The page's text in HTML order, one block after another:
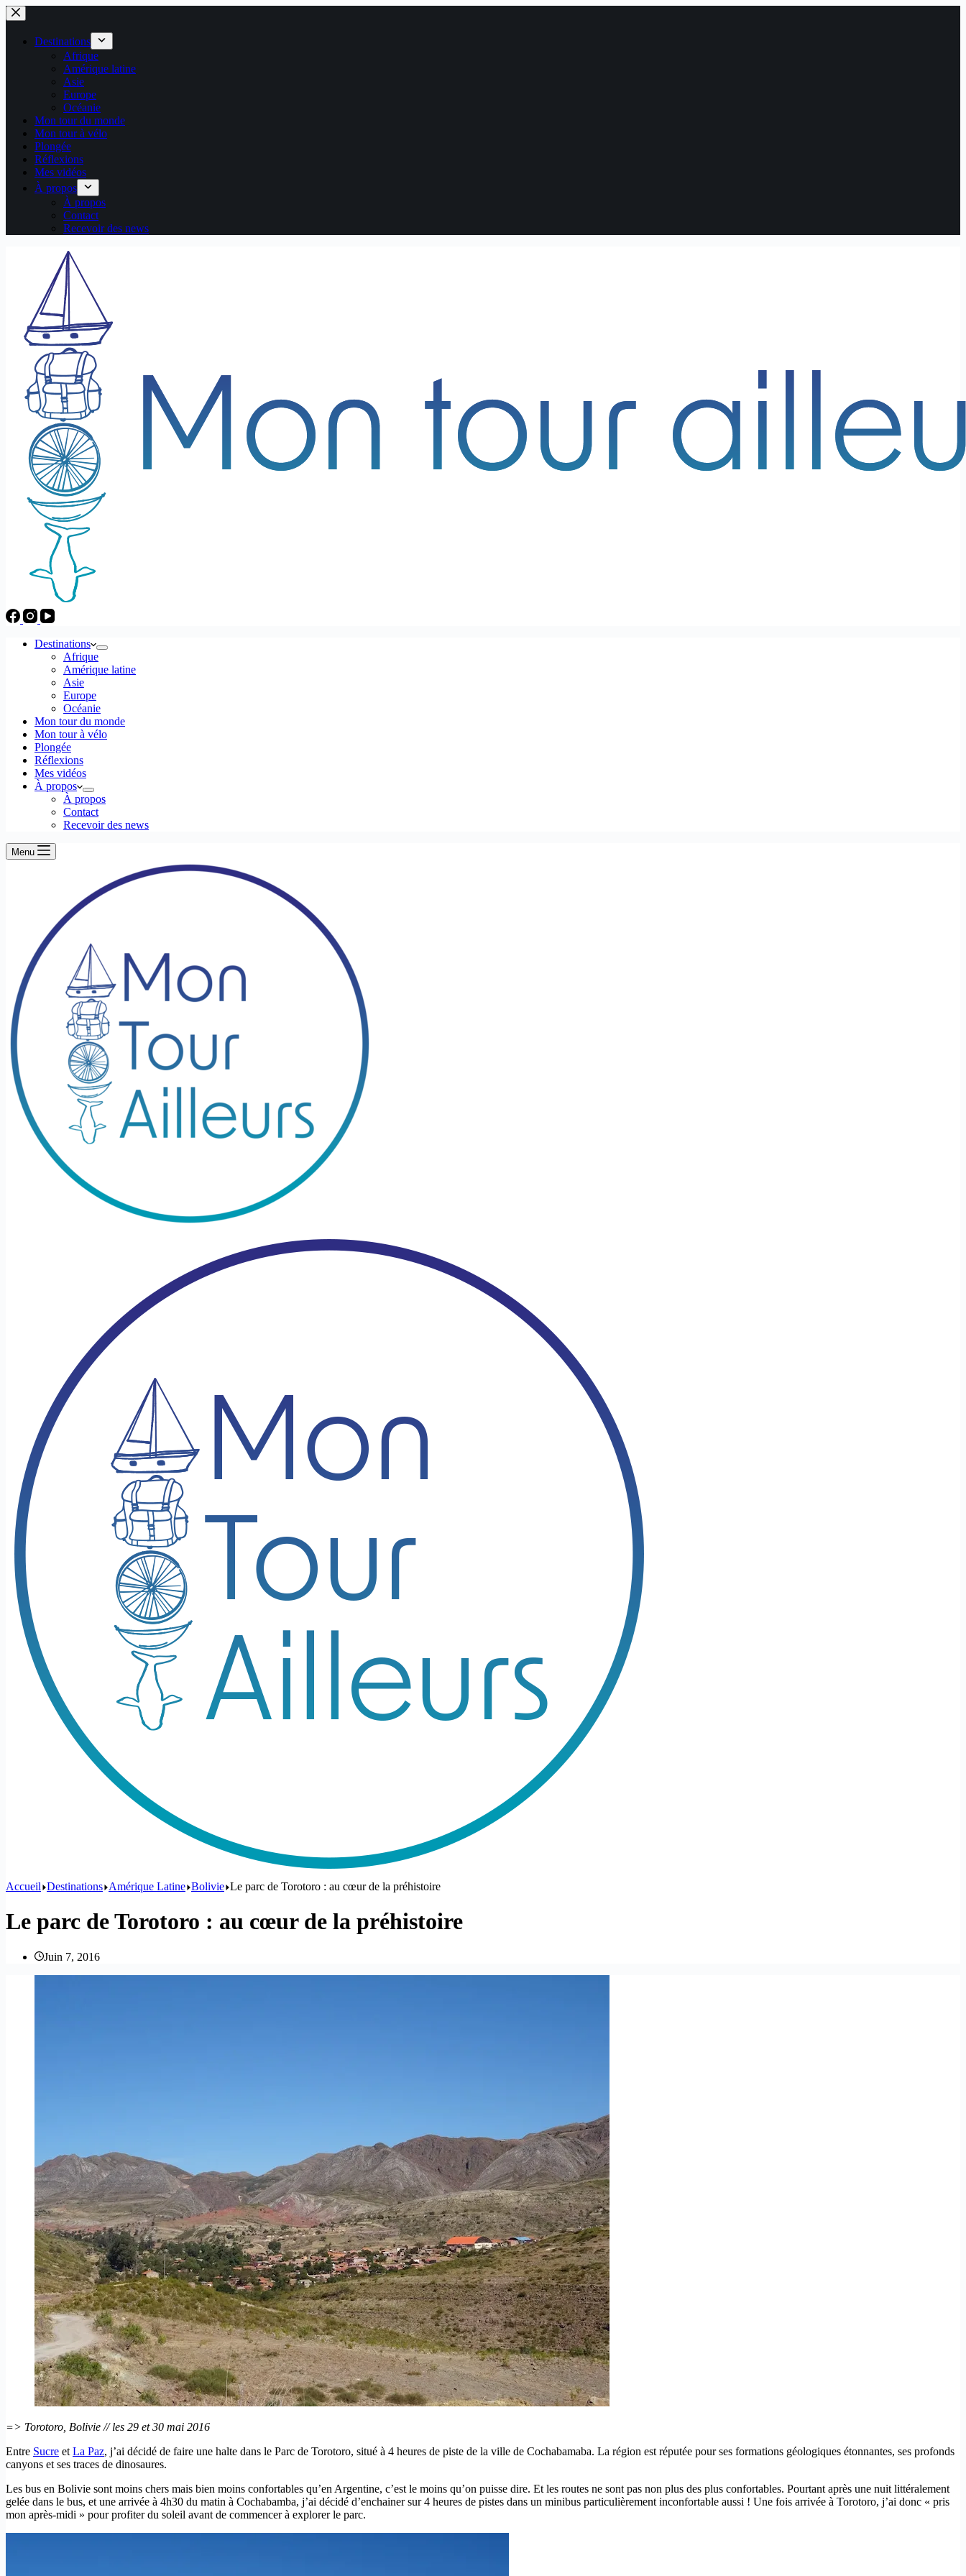
Passer
au
contenuDestinations
Afrique
Amérique latine
Asie
Europe
Océanie
Mon tour du monde
Mon tour à vélo
Plongée
Réflexions
Mes vidéos
À propos
À propos
Contact
Recevoir des news
Destinations
Afrique
Amérique latine
Asie
Europe
Océanie
Mon tour du monde
Mon tour à vélo
Plongée
Réflexions
Mes vidéos
À propos
À propos
Contact
Recevoir des news
Menu
Accueil Destinations Amérique Latine Bolivie Le parc de Torotoro : au cœur de la préhistoire
Le parc de Torotoro : au cœur de la préhistoire
Juin 7, 2016
=> Torotoro, Bolivie // les 29 et 30 mai 2016
Entre Sucre et La Paz, j’ai décidé de faire une halte dans le Parc de Torotoro, situé à 4 heures de piste de la ville de Cochabamaba. La région est réputée pour ses formations géologiques étonnantes, ses profonds
canyons et ses traces de dinosaures.
Les bus en Bolivie sont moins chers mais bien moins confortables qu’en Argentine, c’est le moins qu’on puisse dire. Et les routes ne sont pas non plus des plus confortables. Pourtant après une nuit littéralement
gelée dans le bus, et une arrivée à 4h30 du matin à Cochabamba, j’ai décidé d’enchainer sur 4 heures de pistes dans un minibus particulièrement inconfortable aussi ! Une fois arrivée à Torotoro, j’ai donc « pris
mon après-midi » pour profiter du soleil avant de commencer à explorer le parc.